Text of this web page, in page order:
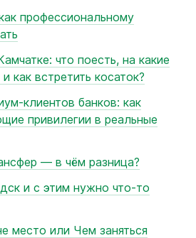
профессиональному
что поесть, на какие
как встретить косаток?
клиентов банков: как
привилегии в реальные
— в чём разница?
и с этим нужно что‑то
место или Чем заняться